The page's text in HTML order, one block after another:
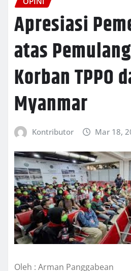
Apresiasi
atas
Korban TPPO
Myanmar
Kontributor Mar 18,
Oleh : Arman Panggabean